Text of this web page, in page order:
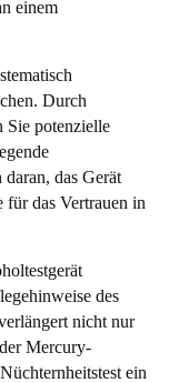
einem
Durch
Sie potenzielle
das Gerät
das Vertrauen in
des
nicht nur
Mercury-
ein